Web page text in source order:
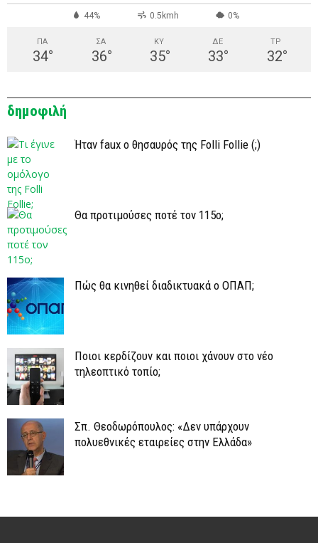
44% 0.5kmh 0%
ΠΑ
34°
ΣΑ
36°
ΚΥ
35°
ΔΕ
33°
ΤΡ
32°
δημοφιλή
Ήταν faux ο θησαυρός της Folli Follie (;)
Θα προτιμούσες ποτέ τον 115ο;
Πώς θα κινηθεί διαδικτυακά ο ΟΠΑΠ;
Ποιοι κερδίζουν και ποιοι χάνουν στο νέο
τηλεοπτικό τοπίο;
Σπ. Θεοδωρόπουλος: «Δεν υπάρχουν
πολυεθνικές εταιρείες στην Ελλάδα»